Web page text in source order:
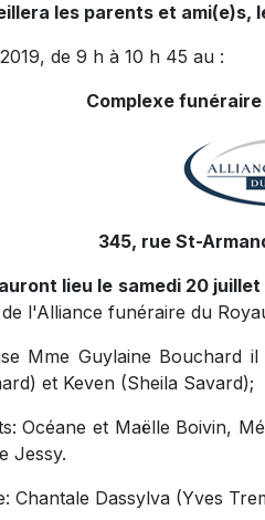
les parents et ami(e)s,
de 9 h à 10 h 45 au :
Complexe
345, rue St-
lieu le samedi 20 juillet
l'Alliance funéraire du
Mme Guylaine Bouchard
et Keven (Sheila Savard);
Océane et Maëlle Boivin,
Jessy.
Chantale Dassylva (Yves